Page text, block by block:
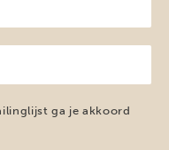
ga je akkoord